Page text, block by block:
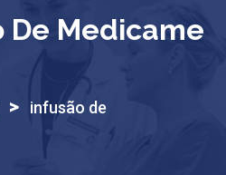
De Medicame
>
infusão de